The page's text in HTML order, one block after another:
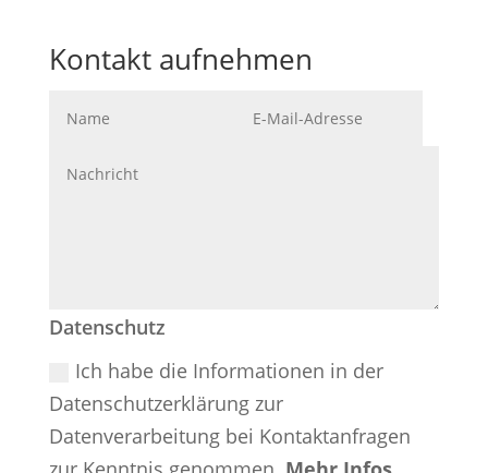
Kontakt aufnehmen
Datenschutz
Ich habe die Informationen in der
Datenschutzerklärung zur
Datenverarbeitung bei Kontaktanfragen